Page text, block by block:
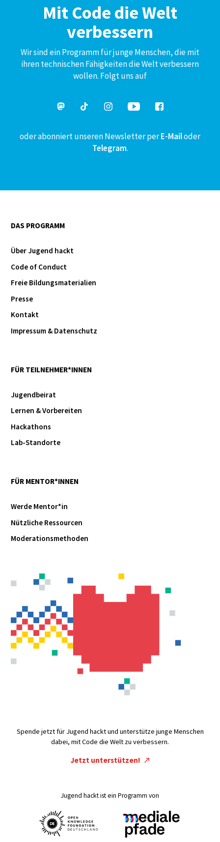
Mit Code die Welt
verbessern
Wir sind ein Programm für junge Menschen, die mit
ihren technischen Fähigkeiten die Welt verbessern
wollen. Folgt uns auf
oder abonniert unseren Newsletter perE-Mailoder
Telegram.
DAS PROGRAMM
Über Jugend hackt
Code of Conduct
Freie Bildungsmaterialien
Presse
Kontakt
Impressum & Datenschutz
FÜR TEILNEHMER*INNEN
Jugendbeirat
Lernen & Vorbereiten
Hackathons
Lab-Standorte
FÜR MENTOR*INNEN
Werde Mentor*in
Nützliche Ressourcen
Moderationsmethoden
Spende jetzt für Jugend hackt und unterstütze junge Menschen
dabei, mit Code die Welt zu verbessern.
Jetzt unterstützen!
Jugend hackt ist ein Programm von